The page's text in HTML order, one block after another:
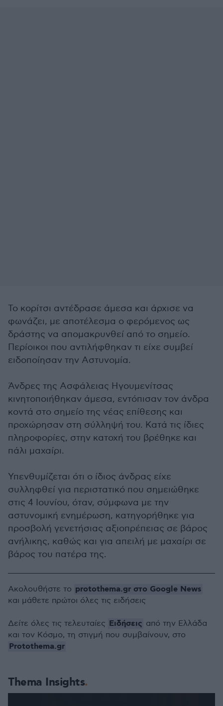
Το κορίτσι αντέδρασε άμεσα και άρχισε να
φωνάζει, με αποτέλεσμα ο φερόμενος ως
δράστης να απομακρυνθεί από το σημείο.
Περίοικοι που αντιλήφθηκαν τι είχε συμβεί
ειδοποίησαν την Αστυνομία.
Άνδρες της Ασφάλειας Ηγουμενίτσας
κινητοποιήθηκαν άμεσα, εντόπισαν τον άνδρα
κοντά στο σημείο της νέας επίθεσης και
προχώρησαν στη σύλληψή του. Κατά τις ίδιες
πληροφορίες, στην κατοχή του βρέθηκε και
πάλι μαχαίρι.
Υπενθυμίζεται ότι ο ίδιος άνδρας είχε
συλληφθεί για περιστατικό που σημειώθηκε
στις 4 Ιουνίου, όταν, σύμφωνα με την
αστυνομική ενημέρωση, κατηγορήθηκε για
προσβολή γενετήσιας αξιοπρέπειας σε βάρος
ανήλικης, καθώς και για απειλή με μαχαίρι σε
βάρος του πατέρα της.
Thema Insights
Ακολουθήστε το protothema.gr στο Google News
και μάθετε πρώτοι όλες τις ειδήσεις
Δείτε όλες τις τελευταίες Ειδήσεις από την Ελλάδα
και τον Κόσμο, τη στιγμή που συμβαίνουν, στο
Protothema.gr